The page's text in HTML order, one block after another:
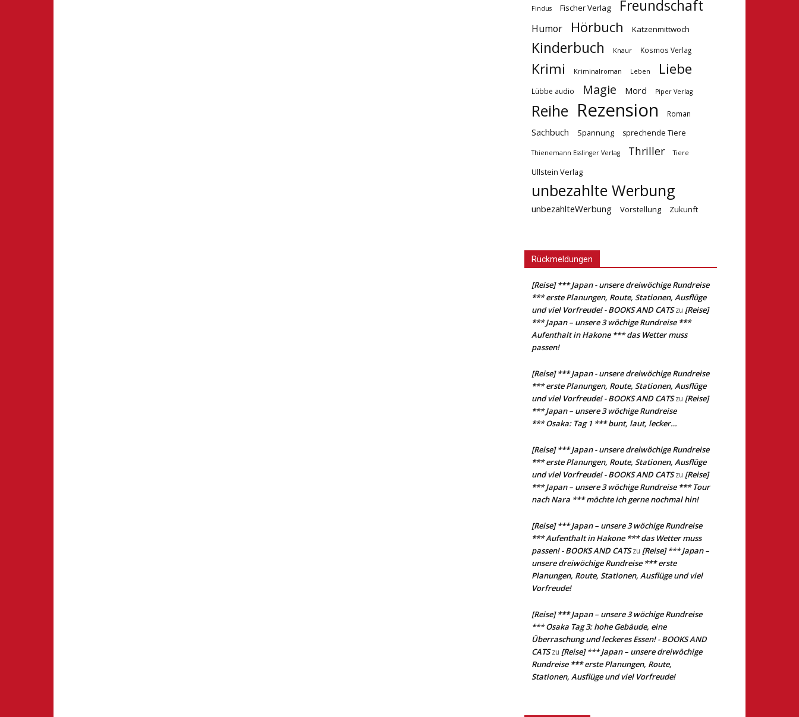
Findus Fischer Verlag Freundschaft
Humor Hörbuch Katzenmittwoch
Kinderbuch Knaur Kosmos Verlag
Krimi Kriminalroman Leben Liebe
Lübbe audio Magie Mord Piper Verlag
Reihe Rezension Roman
Sachbuch Spannung sprechende Tiere
Thienemann Esslinger Verlag Thriller Tiere
Ullstein Verlag
unbezahlte Werbung
unbezahlteWerbung Vorstellung Zukunft
Rückmeldungen
[Reise] *** Japan - unsere dreiwöchige Rundreise
*** erste Planungen, Route, Stationen, Ausflüge
und viel Vorfreude! - BOOKS AND CATSzu [Reise]
*** Japan – unsere 3 wöchige Rundreise ***
Aufenthalt in Hakone *** das Wetter muss
passen!
[Reise] *** Japan - unsere dreiwöchige Rundreise
*** erste Planungen, Route, Stationen, Ausflüge
und viel Vorfreude! - BOOKS AND CATSzu [Reise]
*** Japan – unsere 3 wöchige Rundreise
*** Osaka: Tag 1 *** bunt, laut, lecker…
[Reise] *** Japan - unsere dreiwöchige Rundreise
*** erste Planungen, Route, Stationen, Ausflüge
und viel Vorfreude! - BOOKS AND CATSzu [Reise]
*** Japan – unsere 3 wöchige Rundreise *** Tour
nach Nara *** möchte ich gerne nochmal hin!
[Reise] *** Japan – unsere 3 wöchige Rundreise
*** Aufenthalt in Hakone *** das Wetter muss
passen! - BOOKS AND CATSzu [Reise] *** Japan –
unsere dreiwöchige Rundreise *** erste
Planungen, Route, Stationen, Ausflüge und viel
Vorfreude!
[Reise] *** Japan – unsere 3 wöchige Rundreise
*** Osaka Tag 3: hohe Gebäude, eine
Überraschung und leckeres Essen! - BOOKS AND
CATSzu [Reise] *** Japan – unsere dreiwöchige
Rundreise *** erste Planungen, Route,
Stationen, Ausflüge und viel Vorfreude!